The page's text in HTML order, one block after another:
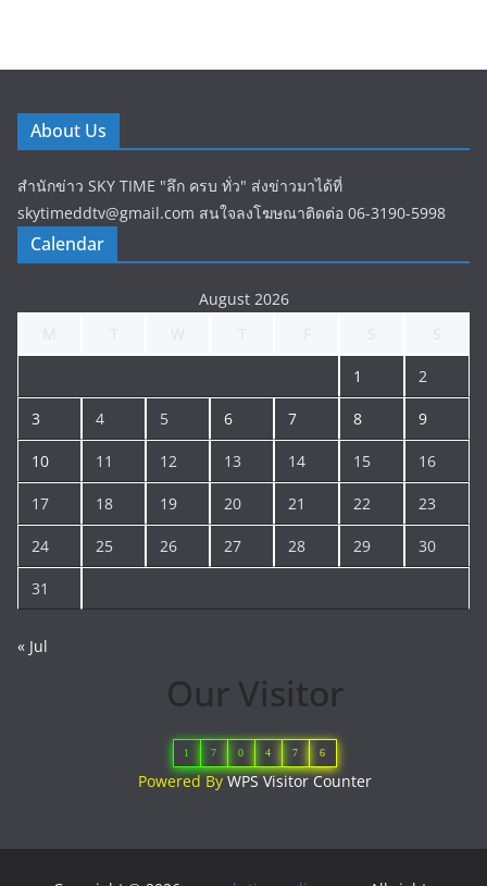
About Us
สำนักข่าว SKY TIME "ลึก ครบ ทั่ว" ส่งข่าวมาได้ที่
skytimeddtv@gmail.com สนใจลงโฆษณาติดต่อ 06-3190-5998
Calendar
August 2026
1 2
3 4 5 6 7 8 9
10 11 12 13 14 15 16
17 18 19 20 21 22 23
24 25 26 27 28 29 30
31
« Jul
Our Visitor
1 7 0 4 7 6
Powered ByWPS Visitor Counter